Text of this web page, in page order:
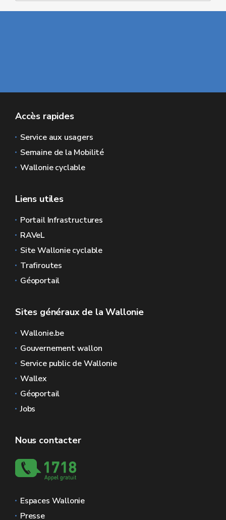
Accès rapides
Service aux usagers
Semaine de la Mobilité
Wallonie cyclable
Liens utiles
Portail Infrastructures
RAVeL
Site Wallonie cyclable
Trafiroutes
Géoportail
Sites généraux de la Wallonie
Wallonie.be
Gouvernement wallon
Service public de Wallonie
Wallex
Géoportail
Jobs
Nous contacter
Espaces Wallonie
Presse